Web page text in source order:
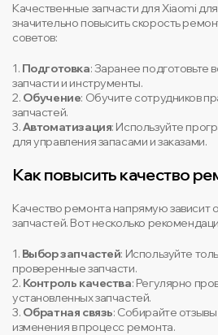
Качественные запчасти для Xiaomi
значительно повысить скорость
советов:
1. Подготовка: Заранее подготовьте
запчасти и инструменты.
2. Обучение: Обучите сотрудников
запчастей.
3.Автоматизация: Используйте
для управления запасами и заказами.
Как повысить качество
Качество ремонта напрямую зависит
запчастей. Вот несколько
1. Выбор запчастей: Используйте
проверенные запчасти.
2. Контроль качества: Регулярно
установленных запчастей.
3. Обратная связь: Собирайте
изменения в процесс ремонта.